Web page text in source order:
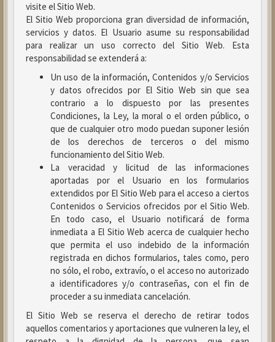
visite el Sitio Web.
El Sitio Web proporciona gran diversidad de información,
servicios y datos. El Usuario asume su responsabilidad
para realizar un uso correcto del Sitio Web. Esta
responsabilidad se extenderá a:
Un uso de la información, Contenidos y/o Servicios
y datos ofrecidos por El Sitio Web sin que sea
contrario a lo dispuesto por las presentes
Condiciones, la Ley, la moral o el orden público, o
que de cualquier otro modo puedan suponer lesión
de los derechos de terceros o del mismo
funcionamiento del Sitio Web.
La veracidad y licitud de las informaciones
aportadas por el Usuario en los formularios
extendidos por El Sitio Web para el acceso a ciertos
Contenidos o Servicios ofrecidos por el Sitio Web.
En todo caso, el Usuario notificará de forma
inmediata a El Sitio Web acerca de cualquier hecho
que permita el uso indebido de la información
registrada en dichos formularios, tales como, pero
no sólo, el robo, extravío, o el acceso no autorizado
a identificadores y/o contraseñas, con el fin de
proceder a su inmediata cancelación.
El Sitio Web se reserva el derecho de retirar todos
aquellos comentarios y aportaciones que vulneren la ley, el